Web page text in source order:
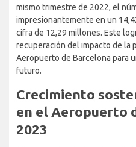
mismo trimestre de 2022, el
impresionantemente en un
cifra de 12,29 millones. Este
recuperación del impacto de la
Aeropuerto de Barcelona para
futuro.
Crecimiento
en el Aeropuerto
2023